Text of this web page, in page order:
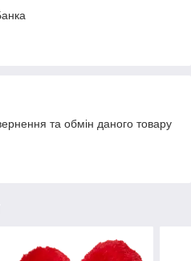
та обмін даного товару